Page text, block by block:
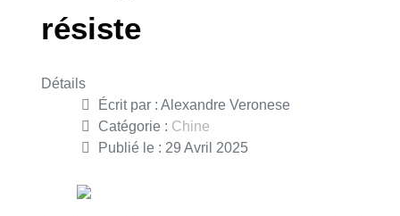
résiste
Détails
Écrit par : Alexandre Veronese
Catégorie : Chine
Publié le : 29 Avril 2025